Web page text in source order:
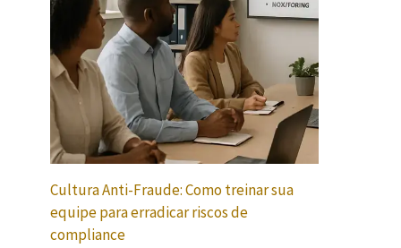
Cultura Anti-Fraude: Como treinar sua
equipe para erradicar riscos de
compliance